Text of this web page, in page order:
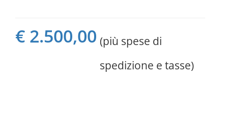
€ 2.500,00 (più spese di
spedizione e tasse)